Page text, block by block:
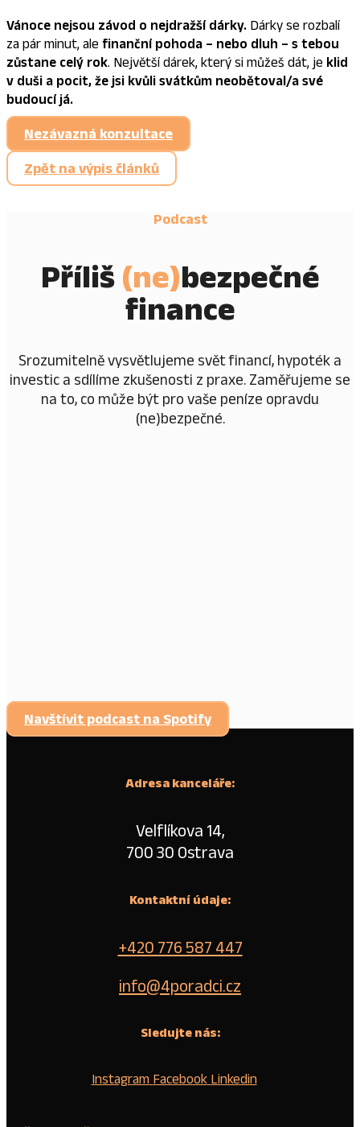
Vánoce nejsou závod o nejdražší dárky. Dárky se rozbalí
za pár minut, ale finanční pohoda – nebo dluh – s tebou
zůstane celý rok. Největší dárek, který si můžeš dát, je klid
v duši a pocit, že jsi kvůli svátkům neobětoval/a své
budoucí já.
Nezávazná konzultace
Zpět na výpis článků
Podcast
Příliš (ne)bezpečné
finance
Srozumitelně vysvětlujeme svět financí, hypoték a
investic a sdílíme zkušenosti z praxe. Zaměřujeme se
na to, co může být pro vaše peníze opravdu
(ne)bezpečné.
Navštívit podcast na Spotify
Adresa kanceláře:
Velflíkova 14,
700 30 Ostrava
Kontaktní údaje:
+420 776 587 447
info@4poradci.cz
Sledujte nás:
Instagram Facebook Linkedin